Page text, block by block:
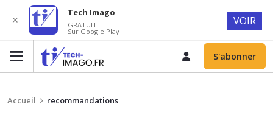
S'abonner
Accueil recommandations
✕
Tech Imago
GRATUIT
Sur Google Play
VOIR